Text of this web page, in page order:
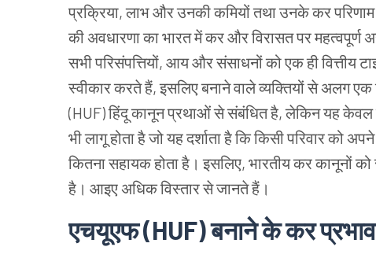
प्रक्रिया, लाभऔरउनकीकमियोंतथाउनकेकरपरिणाम
कीअवधारणाकाभारतमेंकरऔरविरासतपरमहत्वपूर्ण
सभीपरिसंपत्तियों, आयऔरसंसाधनोंकोएकहीवित्तीय
स्वीकारकरतेहैं, इसलिएबनानेवालेव्यक्तियोंसेअलगएक
(HUF) हिंदूकानूनप्रथाओंसेसंबंधितहै, लेकिनयहकेवल
भीलागूहोताहैजोयहदर्शाताहैकिकिसीपरिवारकोअपने
कितनासहायकहोताहै। इसलिए, भारतीयकरकानूनोंको
है। आइएअधिकविस्तारसेजानतेहैं।
एचयूएफ (HUF) बनानेकेकरप्रभाव